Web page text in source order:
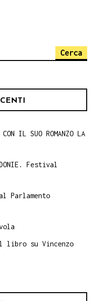
IL SUO ROMANZO LA
Festival
Parlamento
libro su Vincenzo